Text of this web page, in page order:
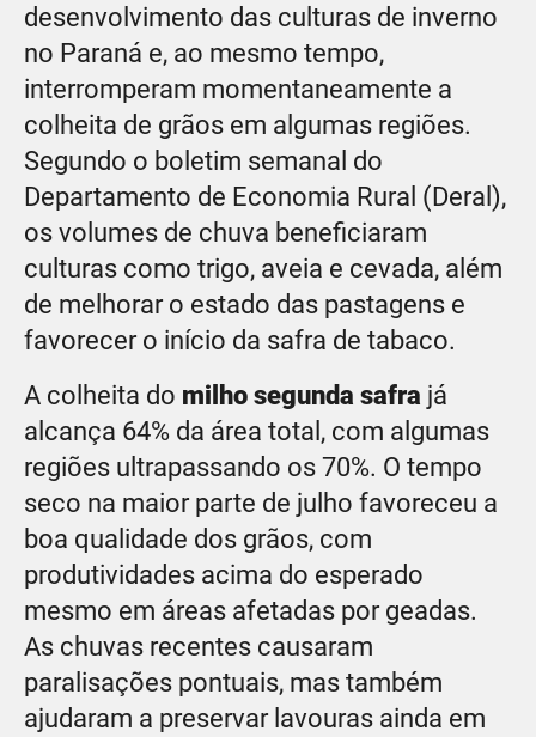
desenvolvimento das culturas de inverno
no Paraná e, ao mesmo tempo,
interromperam momentaneamente a
colheita de grãos em algumas regiões.
Segundo o boletim semanal do
Departamento de Economia Rural (Deral),
os volumes de chuva beneficiaram
culturas como trigo, aveia e cevada, além
de melhorar o estado das pastagens e
favorecer o início da safra de tabaco.
A colheita do milho segunda safra já
alcança 64% da área total, com algumas
regiões ultrapassando os 70%. O tempo
seco na maior parte de julho favoreceu a
boa qualidade dos grãos, com
produtividades acima do esperado
mesmo em áreas afetadas por geadas.
As chuvas recentes causaram
paralisações pontuais, mas também
ajudaram a preservar lavouras ainda em